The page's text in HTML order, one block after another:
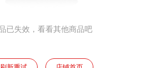
已失效，看看其他商品吧